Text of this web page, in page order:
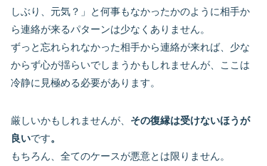
しぶり、元気？」と何事もなかったかのように相手か
ら連絡が来るパターンは少なくありません。
ずっと忘れられなかった相手から連絡が来れば、少な
からず心が揺らいでしまうかもしれませんが、ここは
冷静に見極める必要があります。
厳しいかもしれませんが、 その復縁は受けないほうが
良いです。
もちろん、全てのケースが悪意とは限りません。